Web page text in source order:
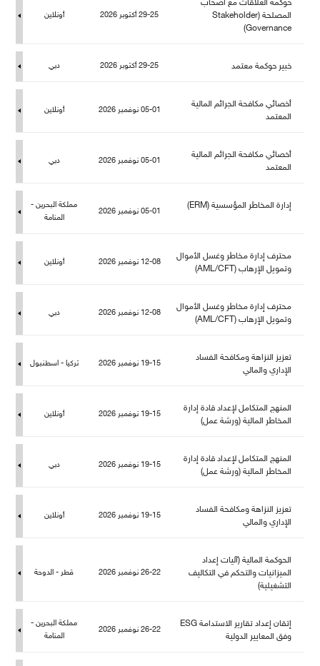
حوكمة العلاقات مع أصحاب
المصلحة (Stakeholder
Governance)
29-25 أكتوبر 2026 أونلاين
خبير حوكمة معتمد 29-25 أكتوبر 2026 دبي
أخصائي مكافحة الجرائم المالية
المعتمد
05-01 نوفمبر 2026 أونلاين
أخصائي مكافحة الجرائم المالية
المعتمد
05-01 نوفمبر 2026 دبي
إدارة المخاطر المؤسسية (ERM)
05-01 نوفمبر 2026
كة البحرين -
المنامة
حترف إدارة مخاطر وغسل الأموا
وتمويل الإرهاب (AML/CFT)
12-08 نوفمبر 2026 أونلاين
حترف إدارة مخاطر وغسل الأموا
وتمويل الإرهاب (AML/CFT)
12-08 نوفمبر 2026 دبي
تعزيز النزاهة ومكافحة الفساد
الإداري والمالي
19-15 نوفمبر 2026 تركيا - اسطنبو
المنهج المتكامل لإعداد قادة إدارة
المخاطر المالية (ورشة عمل)
19-15 نوفمبر 2026 أونلاين
المنهج المتكامل لإعداد قادة إدارة
المخاطر المالية (ورشة عمل)
19-15 نوفمبر 2026 دبي
تعزيز النزاهة ومكافحة الفساد
الإداري والمالي
19-15 نوفمبر 2026 أونلاين
الحوكمة المالية (آليات إعداد
الميزانيات والتحكم في التكاليف
التشغيلية)
26-22 نوفمبر 2026 قطر - الدوحة
إتقان إعداد تقارير الاستدامة ESG
وفق المعايير الدولية
26-22 نوفمبر 2026
كة البحرين -
المنامة